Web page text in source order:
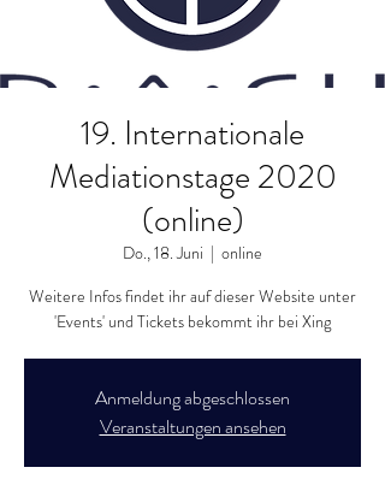
19. Internationale
Mediationstage 2020
(online)
Do., 18. Juni
  |
online
Weitere Infos findet ihr auf dieser Website unter
'Events' und Tickets bekommt ihr bei Xing
Anmeldung abgeschlossen
Veranstaltungen ansehen